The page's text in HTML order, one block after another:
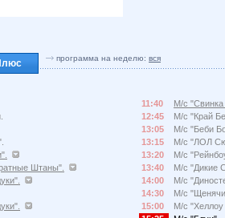
программа на неделю: вся
Штаны".
11:40
М/с
12:45
М/с "Край
13:05
М/с "Беби
13:15
М/с "ЛОЛ
13:20
М/с
13:40
М/с "Дикие
14:00
М/с
14:30
М/с
15:00
М/с "Хеллоу